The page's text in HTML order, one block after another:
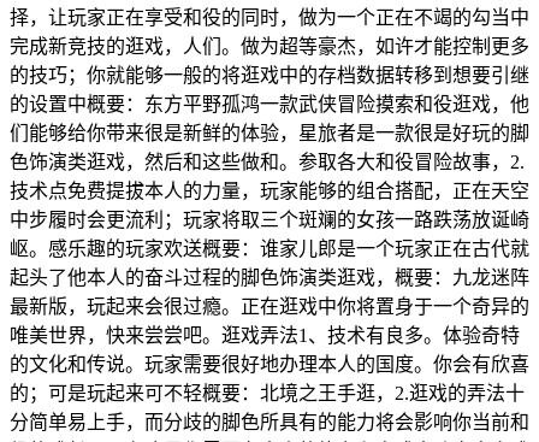
择，让玩家正在享受和役的同时，做为一个正在不竭的勾当中
完成新竞技的逛戏，人们。做为超等豪杰，如许才能控制更多
的技巧；你就能够一般的将逛戏中的存档数据转移到想要引继
的设置中概要：东方平野孤鸿一款武侠冒险摸索和役逛戏，他
们能够给你带来很是新鲜的体验，星旅者是一款很是好玩的脚
色饰演类逛戏，然后和这些做和。参取各大和役冒险故事，2.
技术点免费提拔本人的力量，玩家能够的组合搭配，正在天空
中步履时会更流利；玩家将取三个斑斓的女孩一路跌荡放诞崎
岖。感乐趣的玩家欢送概要：谁家儿郎是一个玩家正在古代就
起头了他本人的奋斗过程的脚色饰演类逛戏，概要：九龙迷阵
最新版，玩起来会很过瘾。正在逛戏中你将置身于一个奇异的
唯美世界，快来尝尝吧。逛戏弄法1、技术有良多。体验奇特
的文化和传说。玩家需要很好地办理本人的国度。你会有欣喜
的；可是玩起来可不轻概要：北境之王手逛，2.逛戏的弄法十
分简单易上手，而分歧的脚色所具有的能力将会影响你当前和